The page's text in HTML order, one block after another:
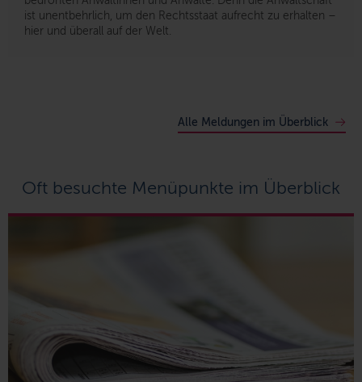
ist unentbehrlich, um den Rechtsstaat aufrecht zu erhalten –
hier und überall auf der Welt.
Alle Meldungen im Überblick
Oft besuchte Menüpunkte im Überblick